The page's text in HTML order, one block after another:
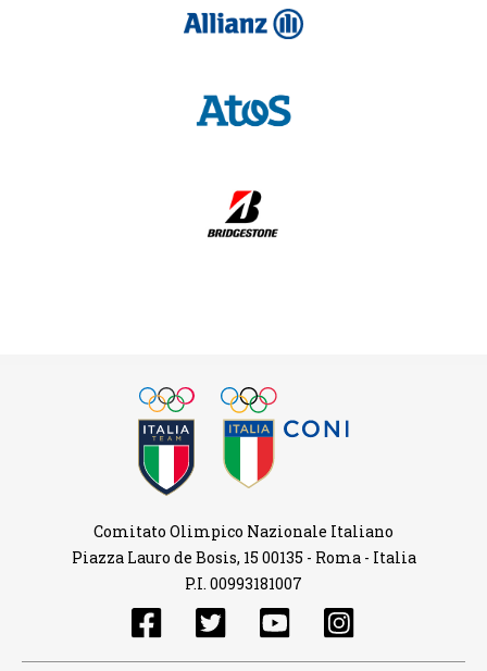
Comitato Olimpico Nazionale Italiano
Piazza Lauro de Bosis, 15 00135 - Roma - Italia
P.I. 00993181007